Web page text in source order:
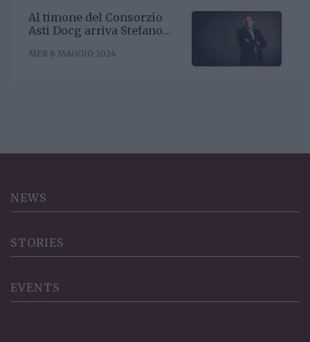
Al timone del Consorzio
Asti Docg arriva Stefano
sinergia associativa e far
MER 8 MAGGIO 2024
NEWS
STORIES
EVENTS